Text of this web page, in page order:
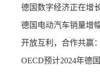
德国数字经济正在增
德国电动汽车销量增
开放互利，合作共赢
OECD预计2024年德